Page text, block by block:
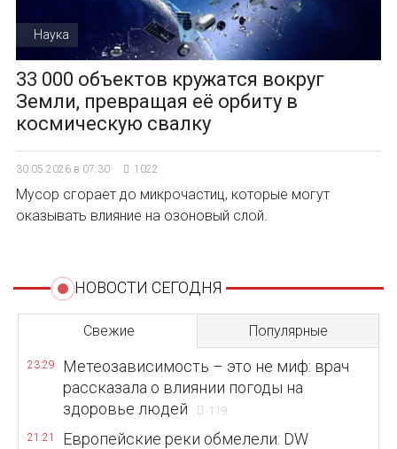
Наука
33 000 объектов кружатся вокруг
Земли, превращая её орбиту в
космическую свалку
30.05.2026 в 07:30 1022
Мусор сгорает до микрочастиц, которые могут
оказывать влияние на озоновый слой.
НОВОСТИ СЕГОДНЯ
Свежие Популярные
23:29
Метеозависимость – это не миф: врач
рассказала о влиянии погоды на
здоровье людей
119
21:21
Европейские реки обмелели: DW